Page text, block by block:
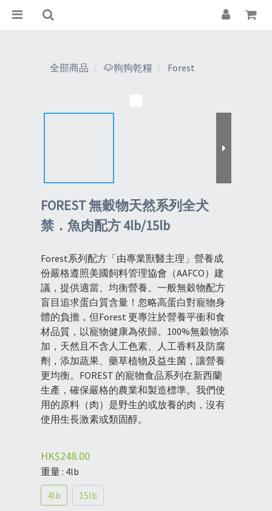
全部商品 🐶狗狗乾糧 Forest
FOREST 無穀物天然系列全犬
禁．魚肉配方 4lb/15lb
Forest系列配方「由專業獸醫主理」營養成
份嚴格遵照美國飼料管理協會（AAFCO）建
議，提供適當、均衡營養。一般無穀物配方
盲目追求蛋白質含量！忽略高蛋白對寵物身
體的負擔，但Forest 更專注於營養平衝和食
材品質，以寵物健康為依歸。100%無穀物添
加，天然且不含人工色素、人工香料及防腐
劑，添加蔬果、藥草植物及益生菌，讓營養
更均衡。FOREST 的寵物食品系列在新西蘭
生產，確保嚴格的農業和製造標準。我們使
用的原料（肉）是野生的或放養的肉，沒有
使用生長激素或類固醇。
HK$248.00
重量: 4lb
4lb
15lb